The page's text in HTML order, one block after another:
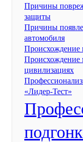
Причины
защиты
Причины
автомобиля
Происхождение
Происхождение
цивилизациях
«Лидер-Тест»